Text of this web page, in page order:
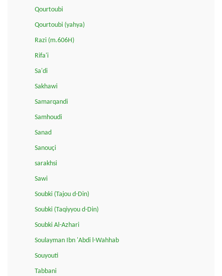
Qourtoubi
Qourtoubi (yahya)
Razi (m.606H)
Rifa'i
Sa'di
Sakhawi
Samarqandi
Samhoudi
Sanad
Sanouçi
sarakhsi
Sawi
Soubki (Tajou d-Din)
Soubki (Taqiyyou d-Din)
Soubki Al-Azhari
Soulayman Ibn 'Abdi l-Wahhab
Souyouti
Tabbani